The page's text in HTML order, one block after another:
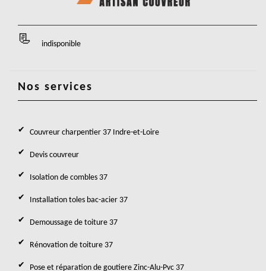
indisponible
Nos services
Couvreur charpentier 37 Indre-et-Loire
Devis couvreur
Isolation de combles 37
Installation toles bac-acier 37
Demoussage de toiture 37
Rénovation de toiture 37
Pose et réparation de goutiere Zinc-Alu-Pvc 37